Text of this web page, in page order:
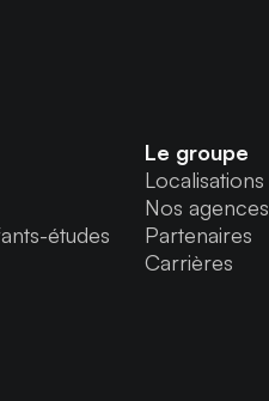
études
Le groupe
Localisations
Nos agences
Partenaires
Carrières